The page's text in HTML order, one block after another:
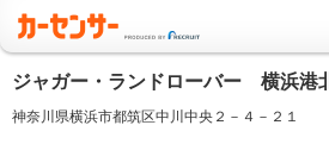
ジャガー・ランドローバー 横浜港
神奈川県横浜市都筑区中川中央２－４－２１